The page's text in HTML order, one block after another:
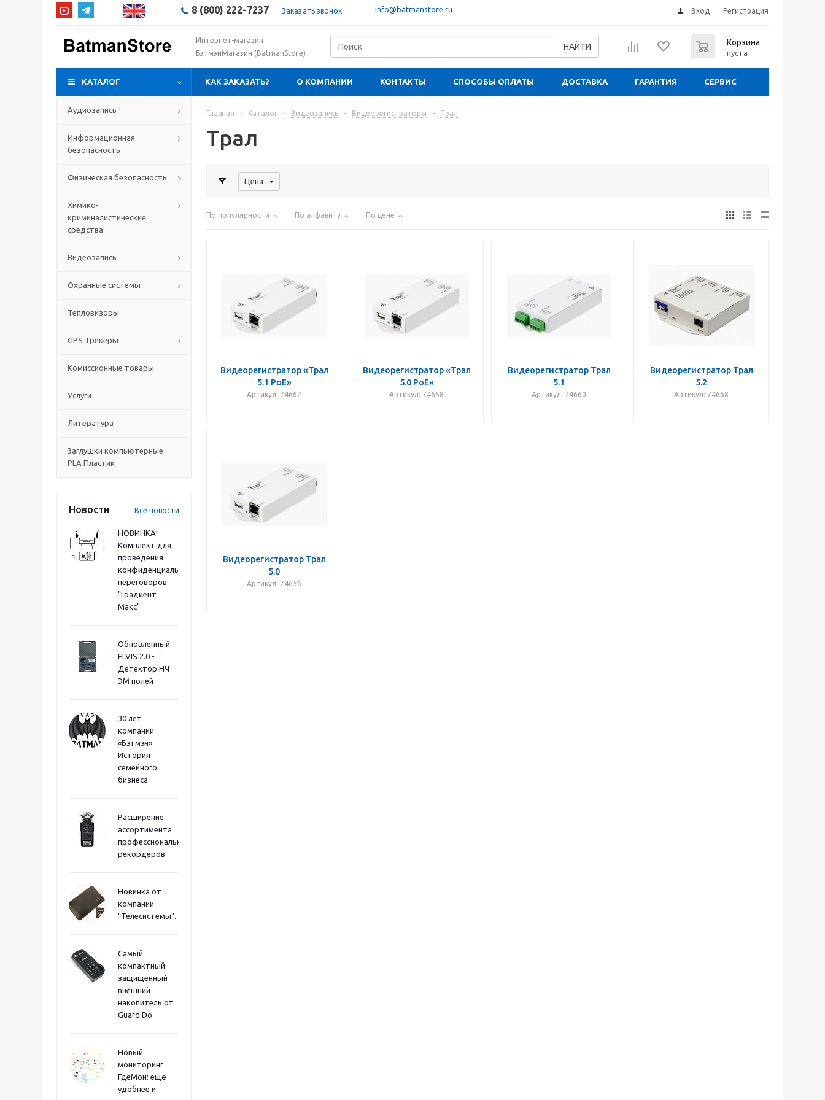
8 (800) 222-7237 Заказать звонок info@batmanstore.ru Вход Регистрация
Интернет-магазин
БэтмэнМагазин (BatmanStore)
НАЙТИ Корзина
пуста
КАТАЛОГ КАК ЗАКАЗАТЬ? О КОМПАНИИ КОНТАКТЫ СПОСОБЫ ОПЛАТЫ ДОСТАВКА ГАРАНТИЯ СЕРВИС
Аудиозапись
Информационная
безопасность
Физическая безопасность
Химико-
криминалистические
средства
Видеозапись
Охранные системы
Тепловизоры
GPS Трекеры
Комиссионные товары
Услуги
Литература
Заглушки компьютерные
PLA Пластик
Новости Все новости
НОВИНКА!
Комплект для
проведения
конфиденциальных
переговоров
"Градиент
Макс"
Обновленный
ELVIS 2.0 -
Детектор НЧ
ЭМ полей
30 лет
компании
«Бэтмэн»:
История
семейного
бизнеса
Расширение
ассортимента
профессиональных
рекордеров
Новинка от
компании
"Телесистемы".
Самый
компактный
защищенный
внешний
накопитель от
Guard’Do
Новый
мониторинг
ГдеМои: ещё
удобнее и
Главная - Каталог - Видеозапись - Видеорегистраторы - Трал
Трал
Цена
По популярности По алфавиту По цене
Видеорегистратор «Трал
5.1 PoE»
Артикул: 74662
Видеорегистратор «Трал
5.0 PoE»
Артикул: 74658
Видеорегистратор Трал
5.1
Артикул: 74660
Видеорегистратор Трал
5.2
Артикул: 74668
Видеорегистратор Трал
5.0
Артикул: 74656